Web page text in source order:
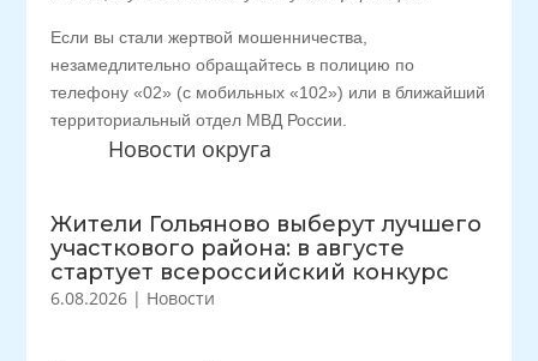
Новости округа
Жители Гольяново выберут лучшего
участкового района: в августе
стартует всероссийский конкурс
6.08.2026 | Новости
Если вы стали жертвой мошенничества,
незамедлительно обращайтесь в полицию по
телефону «02» (с мобильных «102») или в ближайший
территориальный отдел МВД России.